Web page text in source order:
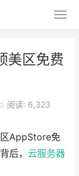
美区免费
o 阅读: 6,323
AppStore免
后， 云服务器